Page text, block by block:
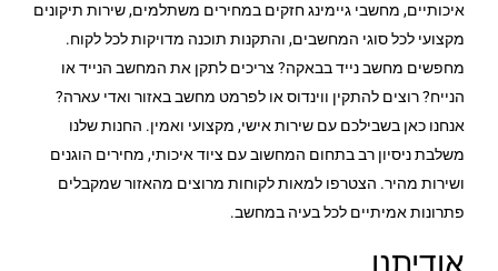
איכותיים, מחשבי גיימינג חזקים במחירים משתלמים, שירות תיקונים
מקצועי לכל סוגי המחשבים, והתקנות תוכנה מדויקות לכל לקוח.
מחפשים מחשב נייד בבאקה? צריכים לתקן את המחשב הנייד או
הנייח? רוצים להתקין ווינדוס או לפרמט מחשב באזור ואדי עארה?
אנחנו כאן בשבילכם עם שירות אישי, מקצועי ואמין. החנות שלנו
משלבת ניסיון רב בתחום המחשוב עם ציוד איכותי, מחירים הוגנים
ושירות מהיר. הצטרפו למאות לקוחות מרוצים מהאזור שמקבלים
פתרונות אמיתיים לכל בעיה במחשב.